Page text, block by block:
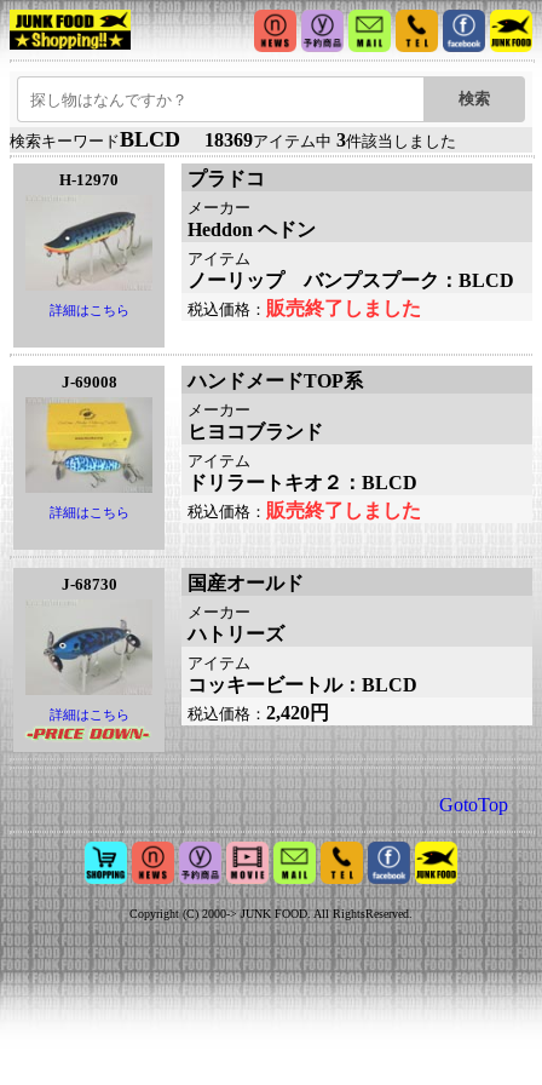
検索キーワードBLCD 18369アイテム中 3件該当しました
H-12970
詳細はこちら
プラドコ
メーカー
Heddon ヘドン
アイテム
ノーリップ バンプスプーク：BLCD
税込価格： 販売終了しました
J-69008
詳細はこちら
ハンドメードTOP系
メーカー
ヒヨコブランド
アイテム
ドリラートキオ２：BLCD
税込価格： 販売終了しました
J-68730
詳細はこちら
国産オールド
メーカー
ハトリーズ
アイテム
コッキービートル：BLCD
税込価格： 2,420円
GotoTop
Copyright (C) 2000-> JUNK FOOD. All RightsReserved.